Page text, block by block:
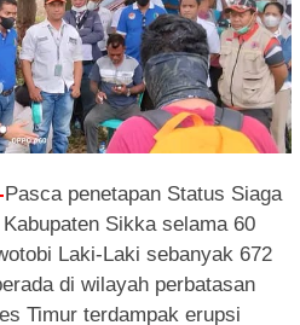
Pasca penetapan Status Siaga
Sikka selama 60
Laki-Laki sebanyak 672
di wilayah perbatasan
Timur terdampak erupsi